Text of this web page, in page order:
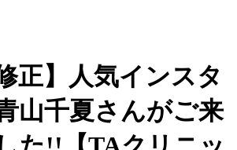
正】人気インスタ
山千夏さんがご来